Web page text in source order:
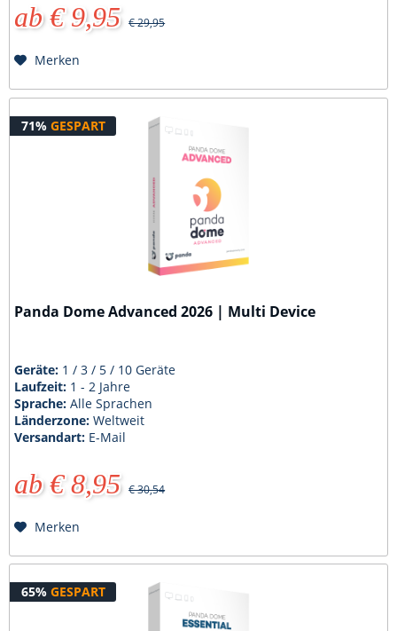
ab € 9,95 € 29,95
Merken
71% GESPART
Panda Dome Advanced 2026 | Multi Device
Geräte: 1 / 3 / 5 / 10 Geräte
Laufzeit: 1 - 2 Jahre
Sprache:Alle Sprachen
Länderzone:Weltweit
Versandart: E-Mail
ab € 8,95 € 30,54
Merken
65% GESPART